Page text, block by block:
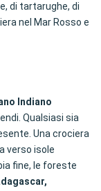
di tartarughe, di
nel Mar Rosso e
Indiano
Qualsiasi sia
Una crociera
verso isole
fine, le foreste